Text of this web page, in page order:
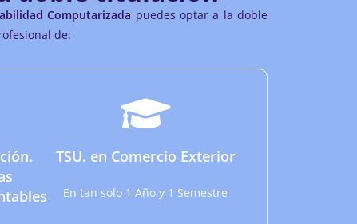
Computarizada puedes optar a la doble
de:
TSU. en Comercio Exterior
En tan solo 1 Año y 1 Semestre